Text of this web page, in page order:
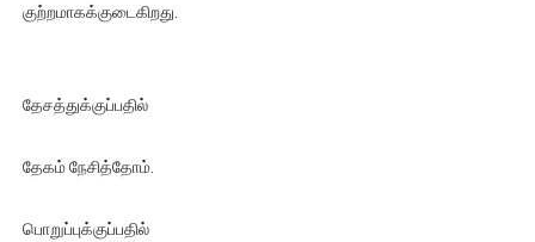
குற்றமாகக்குடைகிறது.
தேசத்துக்குப்பதில்
தேகம் நேசித்தோம்.
பொறுப்புக்குப்பதில்